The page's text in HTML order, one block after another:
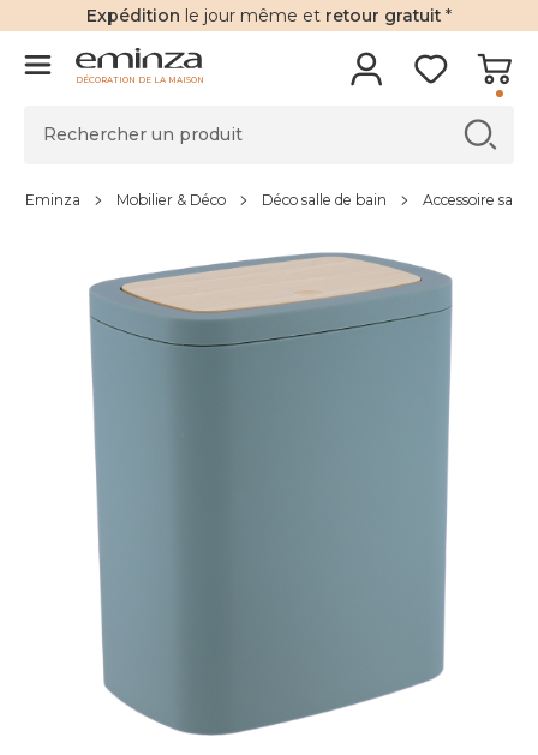
Expédition le jour même et retour gratuit *
DÉCORATION DE LA MAISON
Eminza Mobilier & Déco Déco salle de bain Accessoire salle